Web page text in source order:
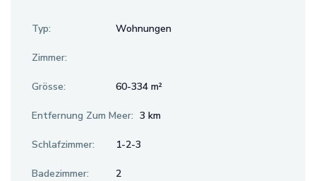
Typ: Wohnungen
Zimmer:
Grösse: 60-334 m²
Entfernung Zum Meer: 3 km
Schlafzimmer: 1-2-3
Badezimmer: 2